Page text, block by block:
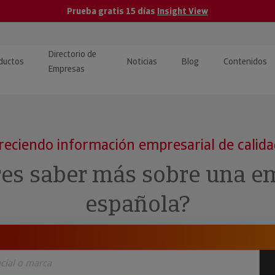
Prueba gratis 15 días Insight View
y ERP
· Recuperación de
Directorio de
Empresas
Noticias Blog Contenidos
Pública
Investigada
información empresarial de
saber más sobre una
española?